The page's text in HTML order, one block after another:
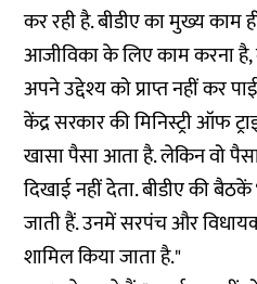
कर रही है. बीडीए का मुख्य
आजीविका के लिए काम करना
अपने उद्देश्य को प्राप्त नहीं कर
केंद्र सरकार की मिनिस्ट्री ऑफ
खासा पैसा आता है. लेकिन वो
दिखाई नहीं देता. बीडीए की
जाती हैं. उनमें सरपंच और
शामिल किया जाता है."